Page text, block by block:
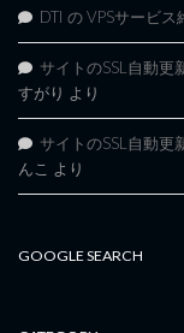
DTI の VPSサービ
サイトのSSL自動更
すがり より
サイトのSSL自動更
んこ より
GOOGLE SEARCH